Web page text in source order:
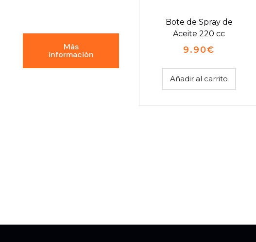
Más
información
Bote de Spray de
Aceite 220 cc
9.90€
Añadir al carrito